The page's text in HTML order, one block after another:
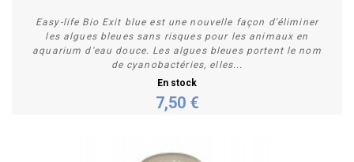
Easy-life Bio Exit blue est une nouvelle façon d'éliminer
les algues bleues sans risques pour les animaux en
aquarium d'eau douce. Les algues bleues portent le nom
de cyanobactéries, elles...
En stock
7,50 €